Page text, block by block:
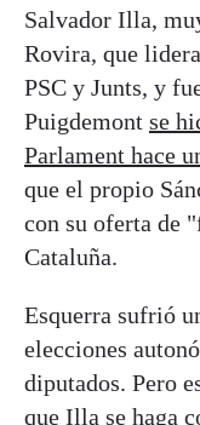
Salvador Illa,
Rovira, que
PSC y Junts, y
Puigdemont se
Parlament hace
que el propio
con su oferta de
Cataluña.
Esquerra sufrió
elecciones
diputados. Pero
que Illa se haga